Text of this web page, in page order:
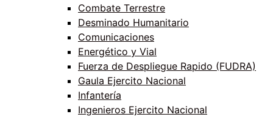
Combate Terrestre
Desminado Humanitario
Comunicaciones
Energético y Vial
Fuerza de Despliegue Rapido (FUDRA)
Gaula Ejercito Nacional
Infantería
Ingenieros Ejercito Nacional